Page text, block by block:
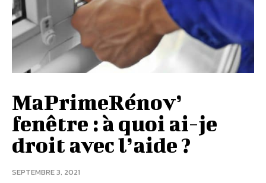
MaPrimeRénov’
fenêtre : à quoi ai-je
droit avec l’aide ?
SEPTEMBRE 3, 2021